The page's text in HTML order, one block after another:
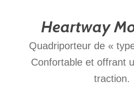
Heartway
Quadriporteur de «
Confortable et offrant
traction.